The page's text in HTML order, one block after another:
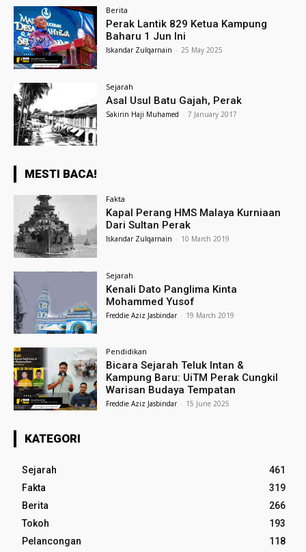
Berita
Perak Lantik 829 Ketua Kampung
Baharu 1 Jun Ini
Iskandar Zulqarnain - 25 May 2025
Sejarah
Asal Usul Batu Gajah, Perak
Sakirin Haji Muhamed - 7 January 2017
MESTI BACA!
Fakta
Kapal Perang HMS Malaya Kurniaan
Dari Sultan Perak
Iskandar Zulqarnain - 10 March 2019
Sejarah
Kenali Dato Panglima Kinta
Mohammed Yusof
Freddie Aziz Jasbindar - 19 March 2019
Pendidikan
Bicara Sejarah Teluk Intan &
Kampung Baru: UiTM Perak Cungkil
Warisan Budaya Tempatan
Freddie Aziz Jasbindar - 15 June 2025
KATEGORI
Sejarah
461
Fakta
319
Berita
266
Tokoh
193
Pelancongan
118